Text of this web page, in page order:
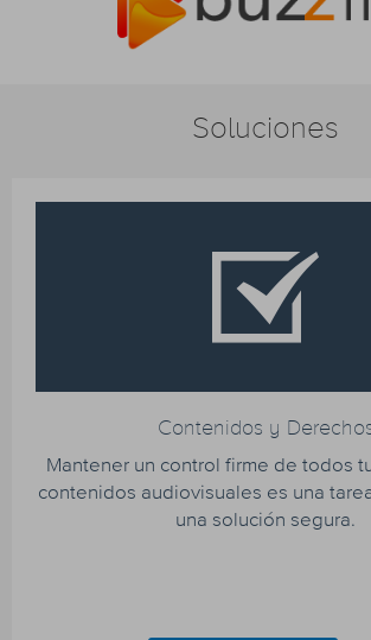
Soluciones
Contenidos y
Mantener un control firme de todos
contenidos audiovisuales es una
una solución segura.